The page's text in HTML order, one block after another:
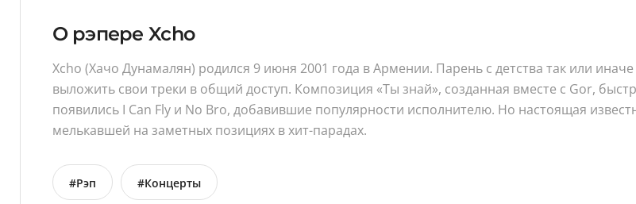
О рэпере Xcho
Xcho (Хачо Дунамалян) родился 9 июня 2001 года в Армении. Парень с детства так или
выложить свои треки в общий доступ. Композиция «Ты знай», созданная вместе с Gor,
появились I Can Fly и No Bro, добавившие популярности исполнителю. Но настоящая
мелькавшей на заметных позициях в хит-парадах.
#Рэп #Концерты